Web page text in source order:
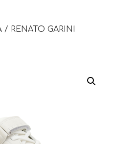
/ RENATO GARINI